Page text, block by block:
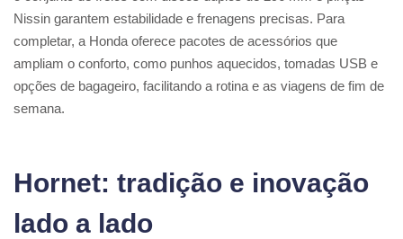
Nissin garantem estabilidade e frenagens precisas. Para
completar, a Honda oferece pacotes de acessórios que
ampliam o conforto, como punhos aquecidos, tomadas USB e
opções de bagageiro, facilitando a rotina e as viagens de fim de
semana.
Hornet: tradição e inovação
lado a lado